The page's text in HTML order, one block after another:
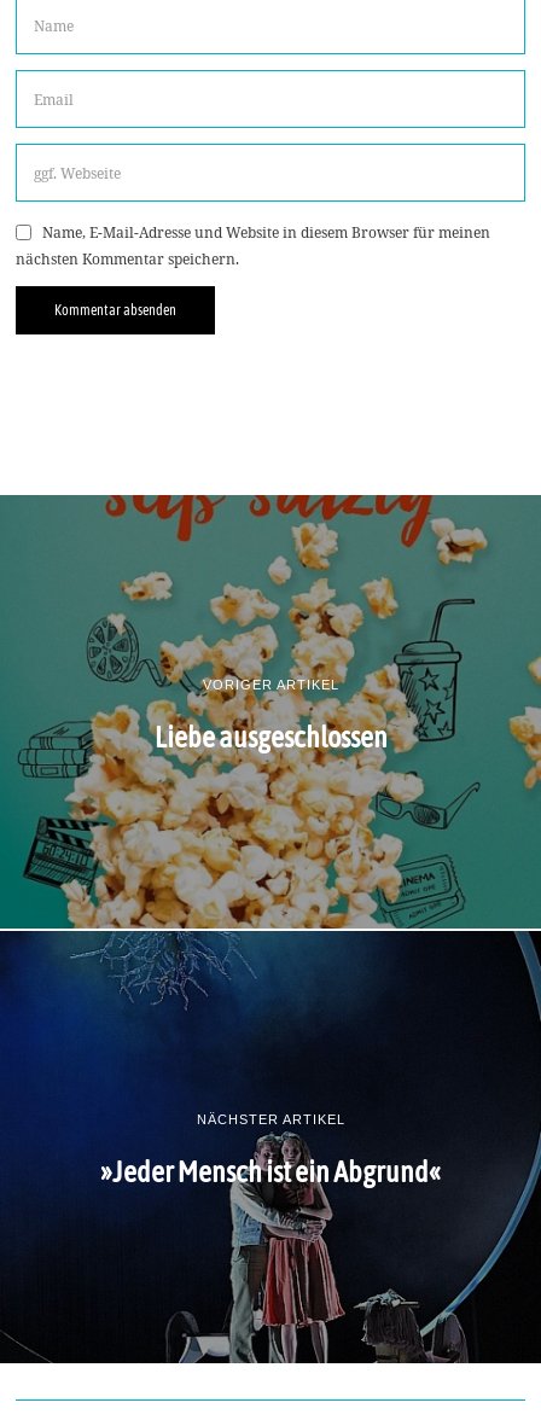
Name, E-Mail-Adresse und Website in diesem Browser für meinen
nächsten Kommentar speichern.
VORIGER ARTIKEL
Liebe ausgeschlossen
NÄCHSTER ARTIKEL
»Jeder Mensch ist ein Abgrund«